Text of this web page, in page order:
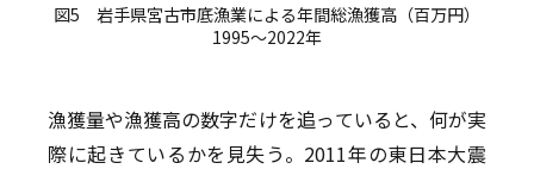
図5 岩手県宮古市底漁業による年間総漁獲高（百万円）
1995〜2022年
漁獲量や漁獲高の数字だけを追っていると、何が実
際に起きているかを見失う。2011年の東日本大震